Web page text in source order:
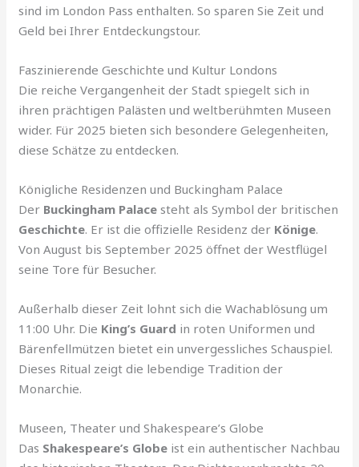
sind im London Pass enthalten. So sparen Sie Zeit und
Geld bei Ihrer Entdeckungstour.
Faszinierende Geschichte und Kultur Londons
Die reiche Vergangenheit der Stadt spiegelt sich in
ihren prächtigen Palästen und weltberühmten Museen
wider. Für 2025 bieten sich besondere Gelegenheiten,
diese Schätze zu entdecken.
Königliche Residenzen und Buckingham Palace
Der Buckingham Palace steht als Symbol der britischen
Geschichte. Er ist die offizielle Residenz der Könige.
Von August bis September 2025 öffnet der Westflügel
seine Tore für Besucher.
Außerhalb dieser Zeit lohnt sich die Wachablösung um
11:00 Uhr. Die King’s Guard in roten Uniformen und
Bärenfellmützen bietet ein unvergessliches Schauspiel.
Dieses Ritual zeigt die lebendige Tradition der
Monarchie.
Museen, Theater und Shakespeare’s Globe
Das Shakespeare’s Globe ist ein authentischer Nachbau